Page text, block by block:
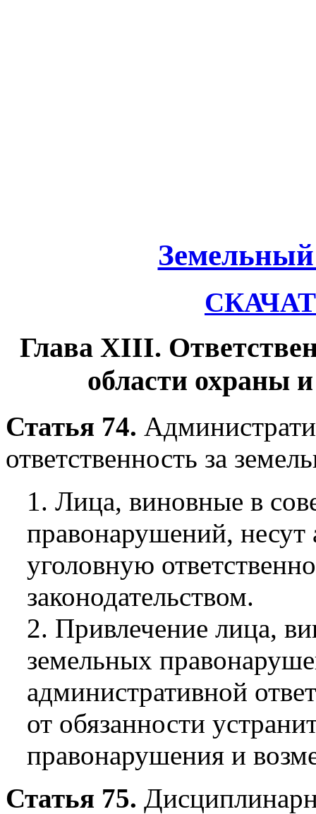
Глава XIII.
области охраны
Статья 74.
ответственность за
1. Лица, виновные в
правонарушений,
уголовную
законодательством.
2. Привлечение лица,
земельных
административной
от обязанности
правонарушения и
Статья 75.